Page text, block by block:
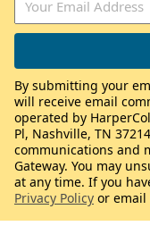
By submitting your
will receive email
operated by
Pl, Nashville, TN
communications and
Gateway. You may
at any time. If you
Privacy Policy or email